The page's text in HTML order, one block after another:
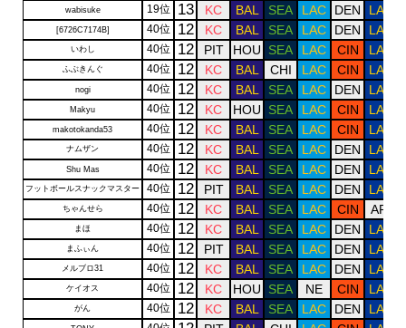
wabisuke 19位 13 KC BAL SEA LAC DEN LAR
[6726C7174B] 40位 12 KC BAL SEA LAC DEN LAR
いわし 40位 12 PIT HOU SEA LAC CIN LAR
ふぶきんぐ 40位 12 KC BAL CHI LAC CIN LAR
nogi 40位 12 KC BAL SEA LAC DEN LAR
Makyu 40位 12 KC HOU SEA LAC CIN LAR
makotokanda53 40位 12 KC BAL SEA LAC CIN LAR
ナムザン 40位 12 KC BAL SEA LAC DEN LAR
Shu Mas 40位 12 KC BAL SEA LAC DEN LAR
フットボールスナックマスター 40位 12 PIT BAL SEA LAC DEN LAR
ちゃんせら 40位 12 KC BAL SEA LAC CIN ARI
まほ 40位 12 KC BAL SEA LAC DEN LAR
まふぃん 40位 12 PIT BAL SEA LAC DEN LAR
メルブロ31 40位 12 KC BAL SEA LAC DEN LAR
ケイオス 40位 12 KC HOU SEA NE CIN LAR
がん 40位 12 KC BAL SEA LAC DEN LAR